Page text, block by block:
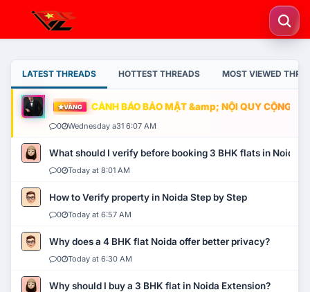
LATEST THREADS HOTTEST THREADS MOST VIEWED
VÀNG CẢNH BÁO BẢO MẬT &amp; NỘI QUY CỘNG
0 Wednesday a31 6:07 AM
What should I verify before booking 3 BHK flats in Noida?
0 Today at 8:01 AM
How to Verify property in Noida Step by Step
0 Today at 6:57 AM
Why does a 4 BHK flat Noida offer better privacy?
0 Today at 6:30 AM
Why should I buy a 3 BHK flat in Noida Extension?